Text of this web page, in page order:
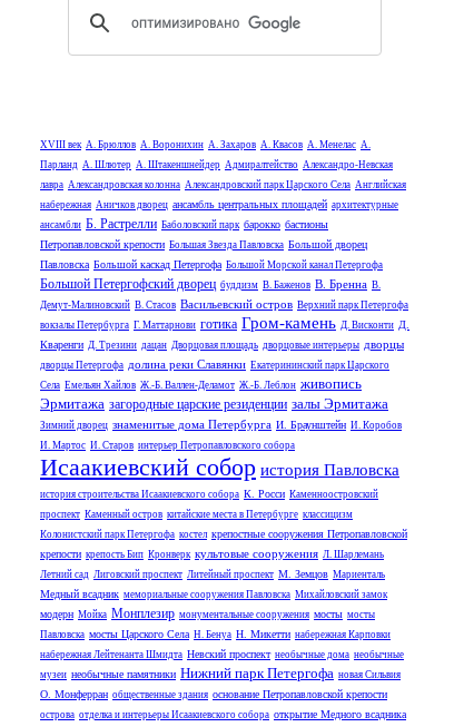
XVIII век А. Брюллов А. Воронихин А. Захаров А. Квасов А. Менелас А.
Парланд А. Шлютер А. Штакеншнейдер Адмиралтейство Александро-Невская
лавра Александровская колонна Александровский парк Царского Села Английская
набережная Аничков дворец ансамбль центральных площадей архитектурные
ансамбли Б. Растрелли Баболовский парк барокко бастионы
Петропавловской крепости Большая Звезда Павловска Большой дворец
Павловска Большой каскад Петергофа Большой Морской канал Петергофа
Большой Петергофский дворец буддизм В. Баженов В. Бренна В.
Демут-Малиновский В. Стасов Васильевский остров Верхний парк Петергофа
вокзалы Петербурга Г. Маттарнови готика Гром-камень Д. Висконти Д.
Кваренги Д. Трезини дацан Дворцовая площадь дворцовые интерьеры дворцы
дворцы Петергофа долина реки Славянки Екатерининский парк Царского
Села Емельян Хайлов Ж.-Б. Валлен-Деламот Ж.-Б. Леблон живопись
Эрмитажа загородные царские резиденции залы Эрмитажа
Зимний дворец знаменитые дома Петербурга И. Браунштейн И. Коробов
И. Мартос И. Старов интерьер Петропавловского собора
Исаакиевский собор история Павловска
история строительства Исаакиевского собора К. Росси Каменноостровский
проспект Каменный остров китайские места в Петербурге классицизм
Колонистский парк Петергофа костел крепостные сооружения Петропавловской
крепости крепость Бип Кронверк культовые сооружения Л. Шарлемань
Летний сад Лиговский проспект Литейный проспект М. Земцов Мариенталь
Медный всадник мемориальные сооружения Павловска Михайловский замок
модерн Мойка Монплезир монументальные сооружения мосты мосты
Павловска мосты Царского Села Н. Бенуа Н. Микетти набережная Карповки
набережная Лейтенанта Шмидта Невский проспект необычные дома необычные
музеи необычные памятники Нижний парк Петергофа новая Сильвия
О. Монферран общественные здания основание Петропавловской крепости
острова отделка и интерьеры Исаакиевского собора открытие Медного всадника